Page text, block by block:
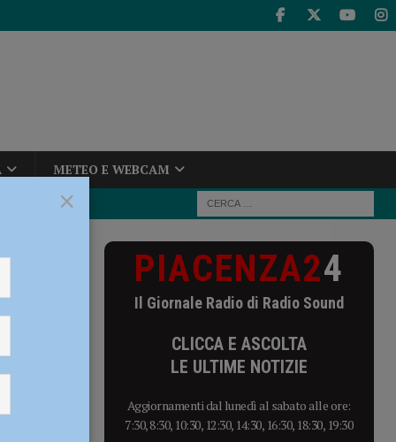
METEO E WEBCAM
l’e-
PIACENZA24
Il Giornale Radio di Radio Sound
CLICCA E ASCOLTA
LE ULTIME NOTIZIE
Aggiornamenti dal lunedì al sabato alle ore:
7:30, 8:30, 10:30, 12:30, 14:30, 16:30, 18:30, 19:30
×